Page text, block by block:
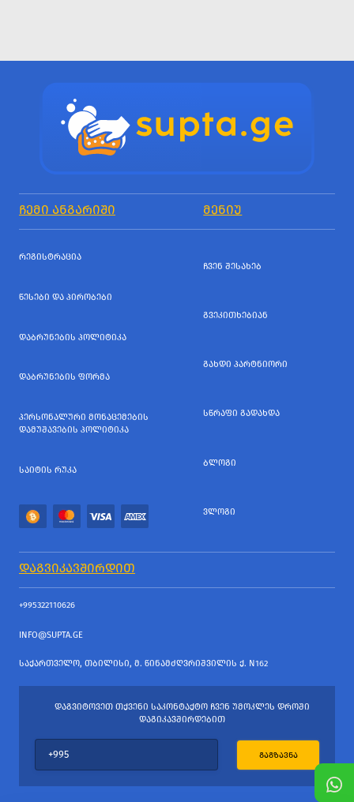
ᲩᲔᲛᲘ ᲐᲜᲒᲐᲠᲘᲨᲘ ᲛᲔᲜᲘᲣ
ᲠᲔᲒᲘᲡᲢᲠᲐᲪᲘᲐ
ᲬᲔᲡᲔᲑᲘ ᲓᲐ ᲞᲘᲠᲝᲑᲔᲑᲘ
ᲓᲐᲑᲠᲣᲜᲔᲑᲘᲡ ᲞᲝᲚᲘᲢᲘᲙᲐ
ᲓᲐᲑᲠᲣᲜᲔᲑᲘᲡ ᲤᲝᲠᲛᲐ
ᲞᲔᲠᲡᲝᲜᲐᲚᲣᲠᲘ ᲛᲝᲜᲐᲪᲔᲛᲔᲑᲘᲡ
ᲓᲐᲛᲣᲨᲐᲕᲔᲑᲘᲡ ᲞᲝᲚᲘᲢᲘᲙᲐ
ᲡᲐᲘᲢᲘᲡ ᲠᲣᲙᲐ
ᲩᲕᲔᲜ ᲨᲔᲡᲐᲮᲔᲑ
ᲒᲕᲔᲙᲘᲗᲮᲔᲑᲘᲐᲜ
ᲒᲐᲮᲓᲘ ᲞᲐᲠᲢᲜᲘᲝᲠᲘ
ᲡᲬᲠᲐᲤᲘ ᲒᲐᲓᲐᲮᲓᲐ
ᲑᲚᲝᲒᲘ
ᲕᲚᲝᲒᲘ
ᲓᲐᲒᲕᲘᲙᲐᲕᲨᲘᲠᲓᲘᲗ
+995322110626
INFO@SUPTA.GE
ᲡᲐᲥᲐᲠᲗᲕᲔᲚᲝ, ᲗᲑᲘᲚᲘᲡᲘ, Მ. ᲬᲘᲜᲐᲛᲫᲦᲕᲠᲘᲨᲕᲘᲚᲘᲡ Ქ. N162
ᲓᲐᲒᲕᲘᲢᲝᲕᲔᲗ ᲗᲥᲕᲔᲜᲘ ᲡᲐᲙᲝᲜᲢᲐᲥᲢᲝ ᲩᲕᲔᲜ ᲣᲛᲝᲙᲚᲔᲡ ᲓᲠᲝᲨᲘ
ᲓᲐᲒᲘᲙᲐᲕᲨᲘᲠᲓᲔᲑᲘᲗ
ᲒᲐᲒᲖᲐᲕᲜᲐ